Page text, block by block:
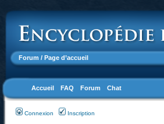
Forum / Page d’accueil
Accueil FAQ Forum Chat
Connexion Inscription